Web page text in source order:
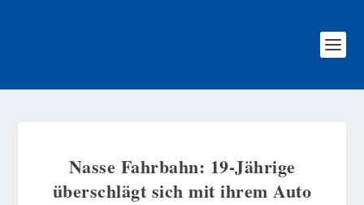
Nasse Fahrbahn: 19-Jährige
überschlägt sich mit ihrem Auto